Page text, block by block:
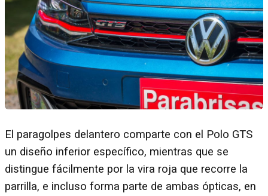
El paragolpes delantero comparte con el Polo GTS
un diseño inferior específico, mientras que se
distingue fácilmente por la vira roja que recorre la
parrilla, e incluso forma parte de ambas ópticas, en